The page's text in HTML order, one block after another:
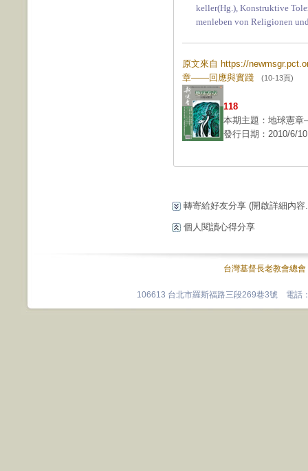
keller(Hg.), Konstruktive
menleben von Religionen
原文來自 https://
章——回應與實踐 (10-13頁)
118
本期主題：地球憲
發行日期：2010/6/10
轉寄給好友分享 (開啟詳細內容
個人閱讀心得分享
台灣基督長老教會總會
106613 台北市羅斯福路三段269巷3號 電